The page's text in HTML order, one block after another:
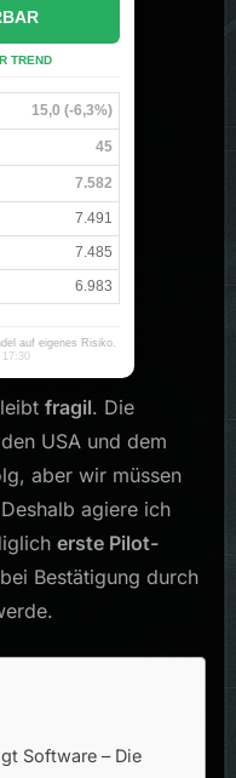
TREND
15,0 (-6,3%)
45
7.582
7.491
7.485
6.983
auf eigenes Risiko.
17:30
fragil. Die
USA und dem
aber wir müssen
agiere ich
erste Pilot-
Bestätigung durch
Software – Die